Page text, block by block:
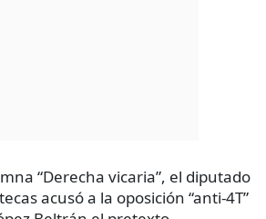
“Derecha vicaria”, el diputado
acusó a la oposición “anti-4T”